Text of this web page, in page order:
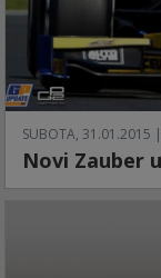
SUBOTA, 31.01.2015
Novi Zauber